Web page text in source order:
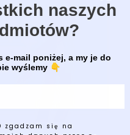
naszych
e-mail poniżej, a my je do
wyślemy 👇
zgadzam się na